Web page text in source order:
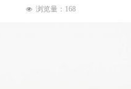
넶 浏览量： 168